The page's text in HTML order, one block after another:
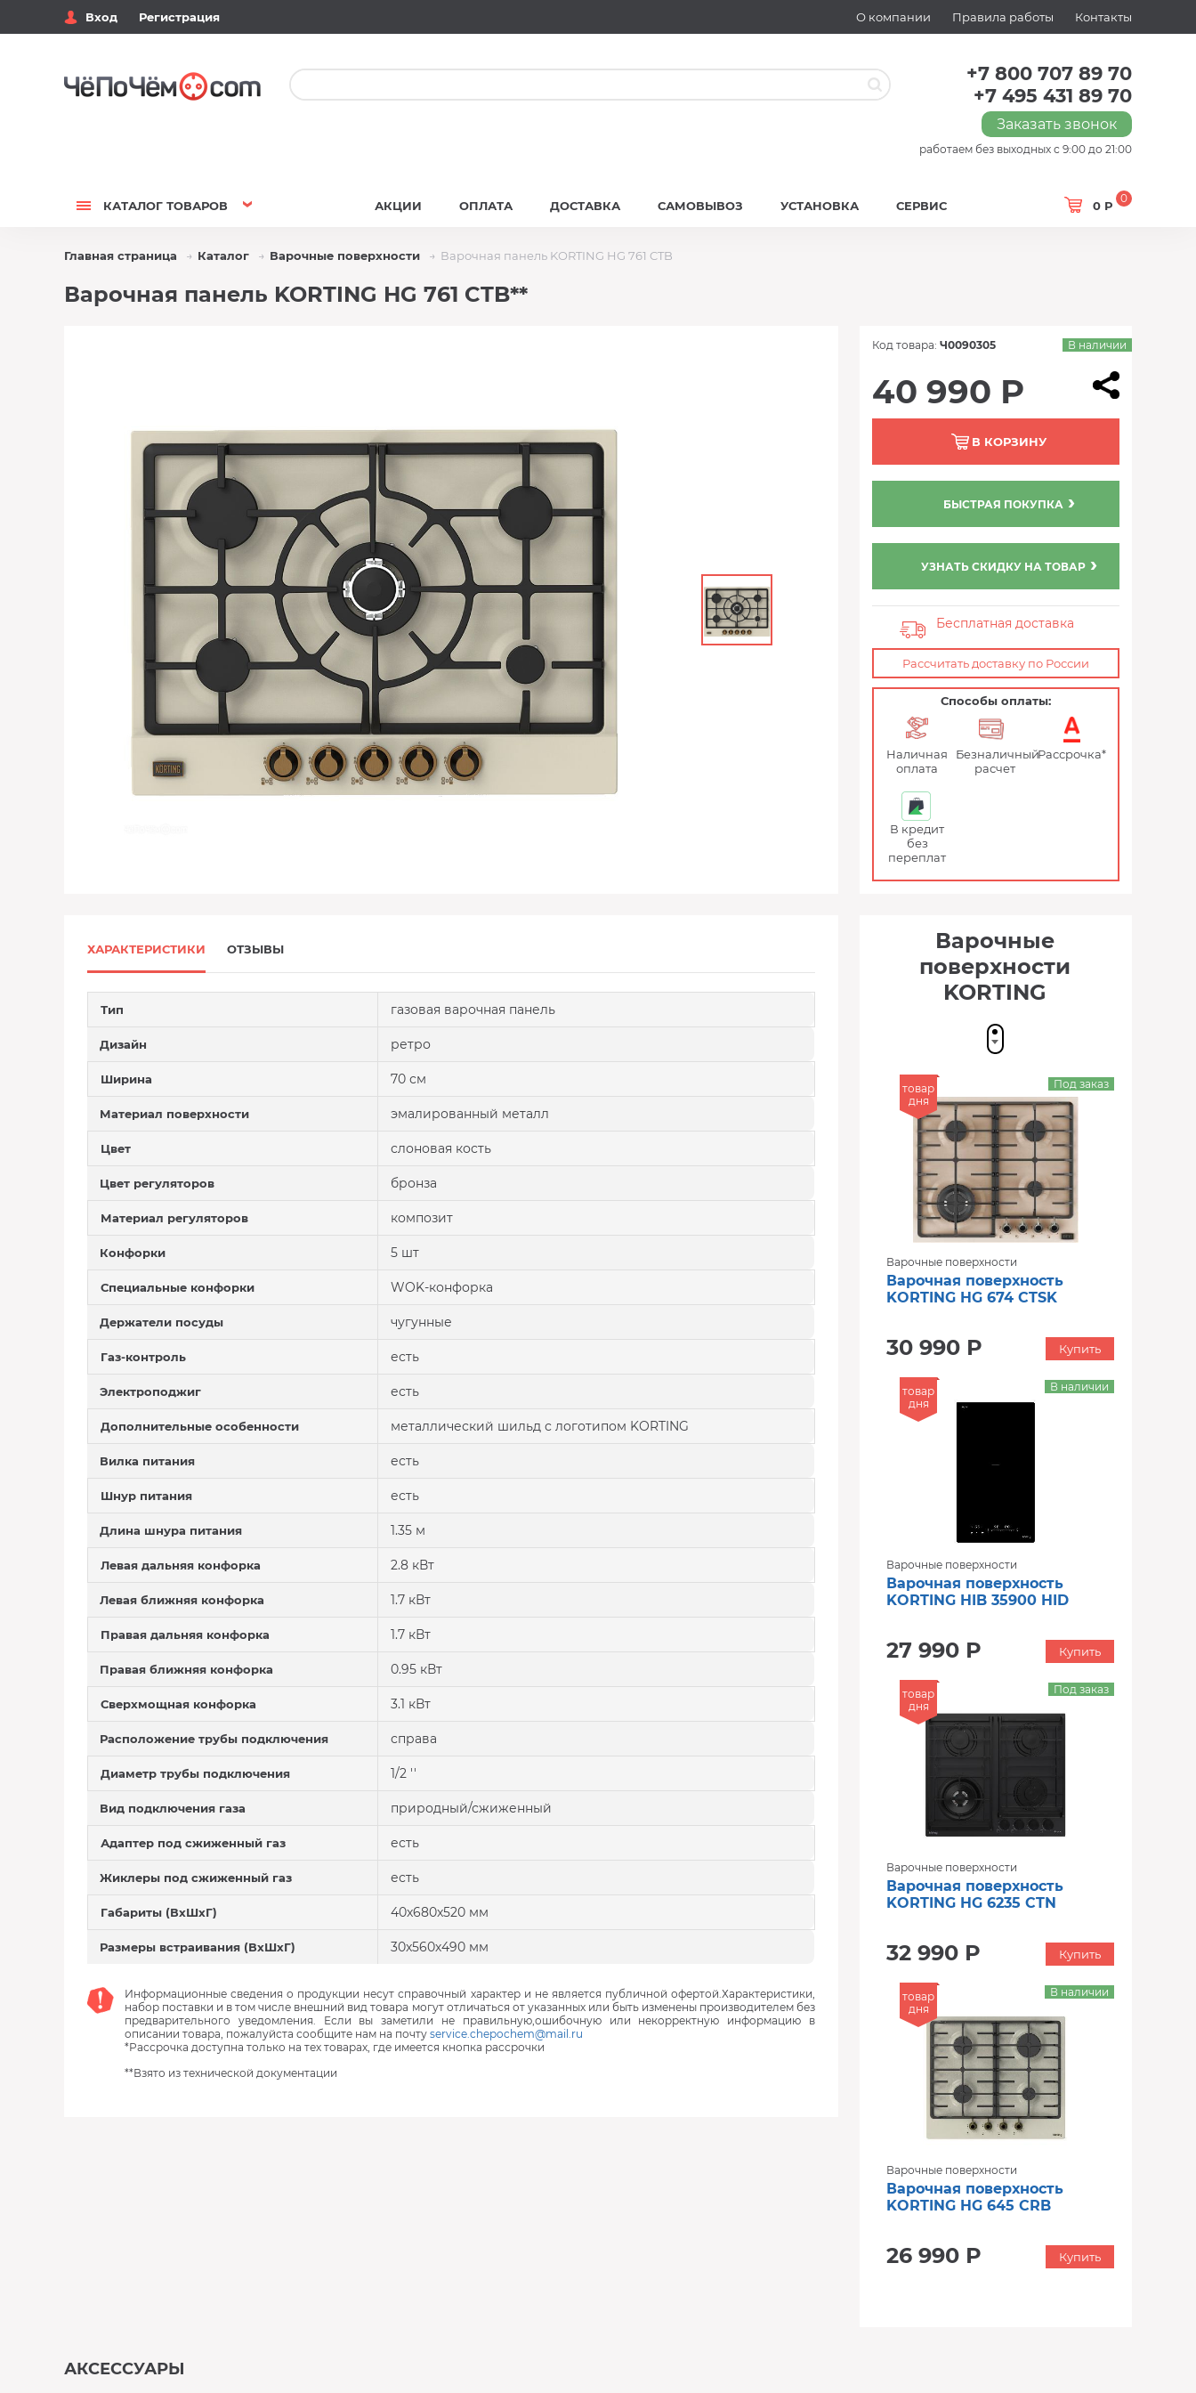
Вход Регистрация О компании Правила работы Контакты
+7 800 707 89 70
+7 495 431 89 70
Заказать звонок
работаем без выходных с 9:00 до 21:00
КАТАЛОГ ТОВАРОВ 0 Р
0
АКЦИИ ОПЛАТА ДОСТАВКА САМОВЫВОЗ УСТАНОВКА СЕРВИС
Главная страница Каталог Варочные поверхности Варочная панель KORTING HG 761 CTB
Варочная панель KORTING HG 761 CTB**
Код товара: Ч0090305 В наличии
40 990 Р
В КОРЗИНУ
БЫСТРАЯ ПОКУПКА
УЗНАТЬ СКИДКУ НА ТОВАР
Бесплатная доставка
Рассчитать доставку по России
Способы оплаты:
Наличная
оплата
Безналичный
расчет
Рассрочка*
В кредит
без
переплат
ХАРАКТЕРИСТИКИ ОТЗЫВЫ
Тип газовая варочная панель
Дизайн ретро
Ширина 70 см
Материал поверхности эмалированный металл
Цвет слоновая кость
Цвет регуляторов бронза
Материал регуляторов композит
Конфорки 5 шт
Специальные конфорки WOK-конфорка
Держатели посуды чугунные
Газ-контроль есть
Электроподжиг есть
Дополнительные особенности металлический шильд с логотипом KORTING
Вилка питания есть
Шнур питания есть
Длина шнура питания 1.35 м
Левая дальняя конфорка 2.8 кВт
Левая ближняя конфорка 1.7 кВт
Правая дальняя конфорка 1.7 кВт
Правая ближняя конфорка 0.95 кВт
Сверхмощная конфорка 3.1 кВт
Расположение трубы подключения справа
Диаметр трубы подключения 1/2 ''
Вид подключения газа природный/сжиженный
Адаптер под сжиженный газ есть
Жиклеры под сжиженный газ есть
Габариты (ВхШхГ) 40x680x520 мм
Размеры встраивания (ВхШхГ) 30x560х490 мм
Информационные сведения о продукции несут справочный характер и не является публичной офертой.Характеристики,
набор поставки и в том числе внешний вид товара могут отличаться от указанных или быть изменены производителем без
предварительного уведомления. Если вы заметили не правильную,ошибочную или некорректную информацию в
описании товара, пожалуйста сообщите нам на почту service.chepochem@mail.ru
*Рассрочка доступна только на тех товарах, где имеется кнопка рассрочки
**Взято из технической документации
Варочные
поверхности
KORTING
товар
дня
Варочные поверхности
Варочная поверхность
KORTING HG 674 CTSK
30 990 Р
Под заказ
Купить
товар
дня
Варочные поверхности
Варочная поверхность
KORTING HIB 35900 HID
27 990 Р
В наличии
Купить
товар
дня
Варочные поверхности
Варочная поверхность
KORTING HG 6235 CTN
32 990 Р
Под заказ
Купить
товар
дня
Варочные поверхности
Варочная поверхность
KORTING HG 645 CRB
26 990 Р
В наличии
Купить
АКСЕССУАРЫ